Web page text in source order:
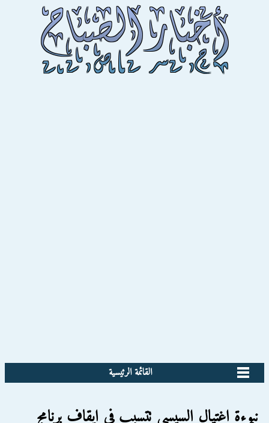
القائمة الرئيسية
نبوءة اغتيال السيسي تتسبب في ايقاف برنامج